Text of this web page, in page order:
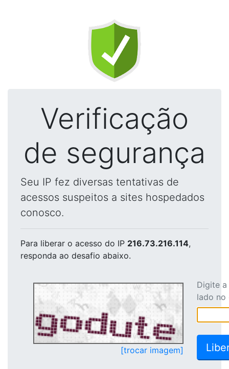
Verificação
de segurança
Seu IP fez diversas tentativas de
acessos suspeitos a sites hospedados
conosco.
Para liberar o acesso do IP 216.73.216.114,
responda ao desafio abaixo.
[trocar imagem]
Digite
lado no